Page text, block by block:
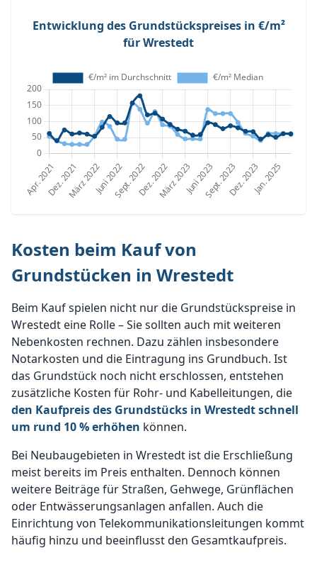
Entwicklung des Grundstückspreises in €/m²
für Wrestedt
Kosten beim Kauf von
Grundstücken in Wrestedt
Beim Kauf spielen nicht nur die Grundstückspreise in
Wrestedt eine Rolle – Sie sollten auch mit weiteren
Nebenkosten rechnen. Dazu zählen insbesondere
Notarkosten und die Eintragung ins Grundbuch. Ist
das Grundstück noch nicht erschlossen, entstehen
zusätzliche Kosten für Rohr- und Kabelleitungen, die
den Kaufpreis des Grundstücks in Wrestedt schnell
um rund 10 % erhöhen können.
Bei Neubaugebieten in Wrestedt ist die Erschließung
meist bereits im Preis enthalten. Dennoch können
weitere Beiträge für Straßen, Gehwege, Grünflächen
oder Entwässerungsanlagen anfallen. Auch die
Einrichtung von Telekommunikationsleitungen kommt
häufig hinzu und beeinflusst den Gesamtkaufpreis.